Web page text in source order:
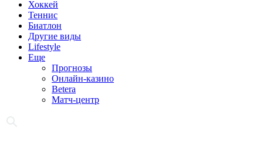
Хоккей
Теннис
Биатлон
Другие виды
Lifestyle
Еще
Прогнозы
Онлайн-казино
Betera
Матч-центр